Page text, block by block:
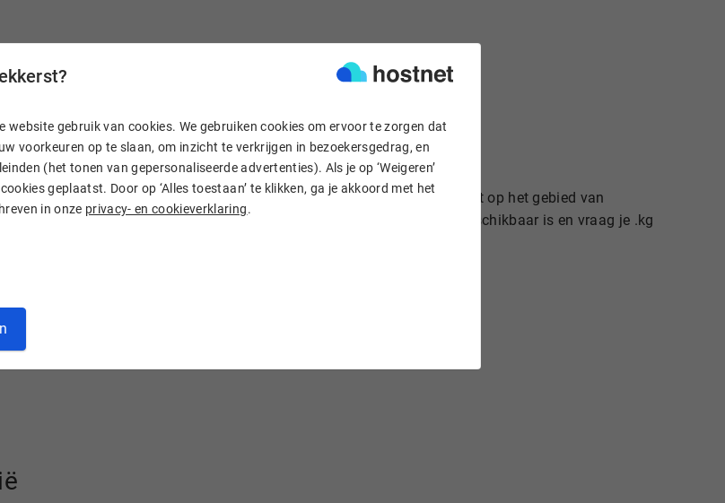
website gebruik van cookies. We gebruiken cookies om ervoor te zorgen dat
voorkeuren op te slaan, om inzicht te verkrijgen in bezoekersgedrag, en
(het tonen van gepersonaliseerde advertenties). Als je op ‘Weigeren’
geplaatst. Door op ‘Alles toestaan’ te klikken, ga je akkoord met het
in onze privacy- en cookieverklaring.
uit Kirgizië kunt aanvragen en registreren? Hostnet is specialist op het gebied van
en snel. Controleer nu online of jouw gewenste .kg domeinnaam beschikbaar is en vraag je .kg